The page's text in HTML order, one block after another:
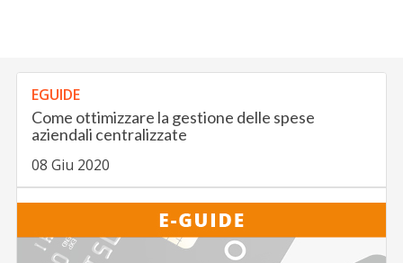
EGUIDE
Come ottimizzare la gestione delle spese
aziendali centralizzate
08 Giu 2020